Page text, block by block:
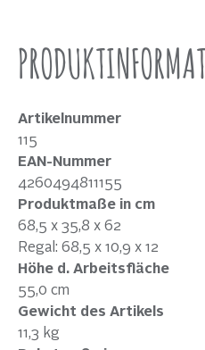
Artikelnummer
115
EAN-Nummer
4260494811155
Produktmaße in cm
68,5 x 35,8 x 62
Regal: 68,5 x 10,9 x 12
Höhe d. Arbeitsfläche
55,0 cm
Gewicht des Artikels
11,3 kg